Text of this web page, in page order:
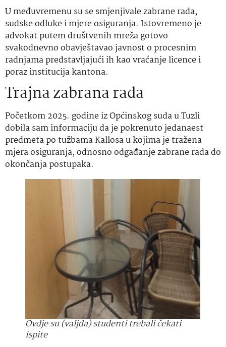
U međuvremenu su se smjenjivale zabrane rada,
sudske odluke i mjere osiguranja. Istovremeno je
advokat putem društvenih mreža gotovo
svakodnevno obavještavao javnost o procesnim
radnjama predstavljajući ih kao vraćanje licence i
poraz institucija kantona.
Trajna zabrana rada
Početkom 2025. godine iz Općinskog suda u Tuzli
dobila sam informaciju da je pokrenuto jedanaest
predmeta po tužbama Kallosa u kojima je tražena
mjera osiguranja, odnosno odgađanje zabrane rada do
okončanja postupaka.
Ovdje su (valjda) studenti trebali čekati
ispite